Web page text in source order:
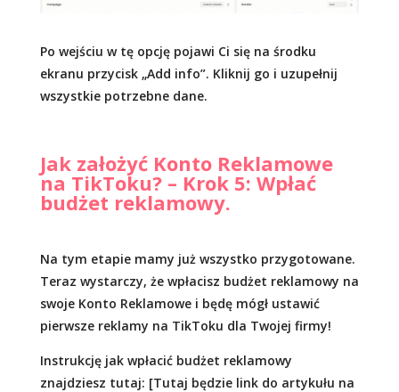
Po wejściu w tę opcję pojawi Ci się na środku
ekranu przycisk „Add info”. Kliknij go i uzupełnij
wszystkie potrzebne dane.
Jak założyć Konto Reklamowe
na TikToku? – Krok 5: Wpłać
budżet reklamowy.
Na tym etapie mamy już wszystko przygotowane.
Teraz wystarczy, że wpłacisz budżet reklamowy na
swoje Konto Reklamowe i będę mógł ustawić
pierwsze reklamy na TikToku dla Twojej firmy!
Instrukcję jak wpłacić budżet reklamowy
znajdziesz tutaj: [Tutaj będzie link do artykułu na